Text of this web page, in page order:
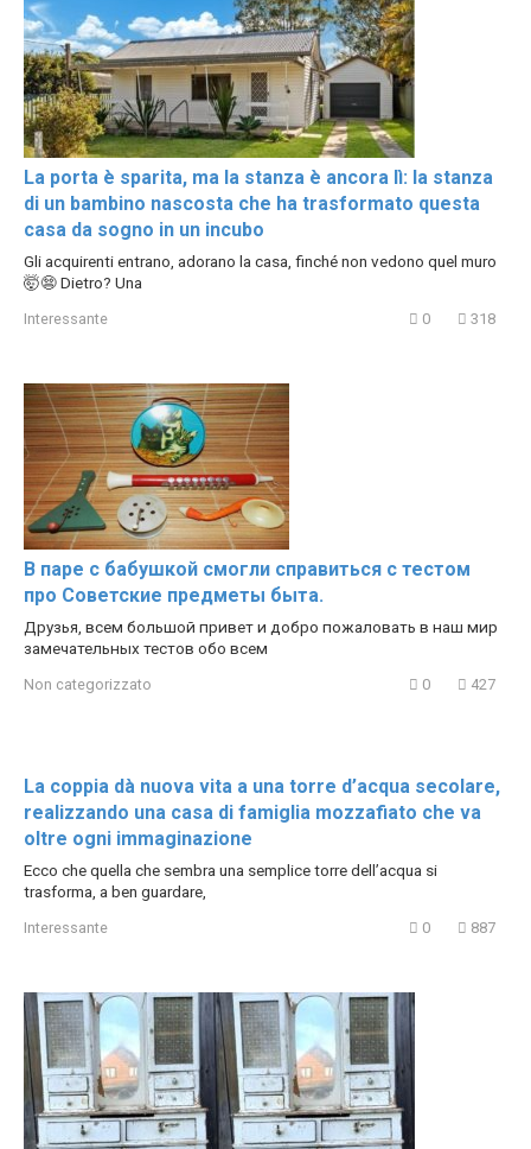
La porta è sparita, ma la stanza è ancora lì: la stanza
di un bambino nascosta che ha trasformato questa
casa da sogno in un incubo
Gli acquirenti entrano, adorano la casa, finché non vedono quel muro
🤯😨 Dietro? Una
Interessante 0 318
В паре с бабушкой смогли справиться с тестом
про Советские предметы быта.
Друзья, всем большой привет и добро пожаловать в наш мир
замечательных тестов обо всем
Non categorizzato 0 427
La coppia dà nuova vita a una torre d’acqua secolare,
realizzando una casa di famiglia mozzafiato che va
oltre ogni immaginazione
Ecco che quella che sembra una semplice torre dell’acqua si
trasforma, a ben guardare,
Interessante 0 887